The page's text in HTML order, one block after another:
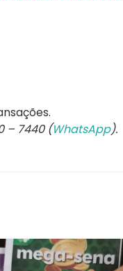
– 7440 (WhatsApp).